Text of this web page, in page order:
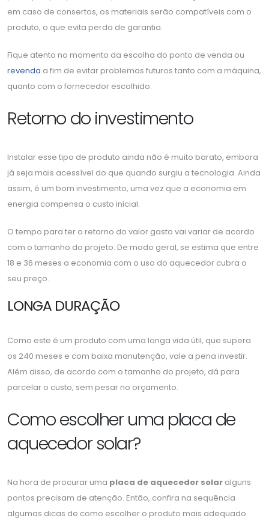
em caso de consertos, os materiais serão compatíveis com o
produto, o que evita perda de garantia.
Fique atento no momento da escolha do ponto de venda ou
revenda a fim de evitar problemas futuros tanto com a máquina,
quanto com o fornecedor escolhido.
Retorno do investimento
Instalar esse tipo de produto ainda não é muito barato, embora
já seja mais acessível do que quando surgiu a tecnologia. Ainda
assim, é um bom investimento, uma vez que a economia em
energia compensa o custo inicial.
O tempo para ter o retorno do valor gasto vai variar de acordo
com o tamanho do projeto. De modo geral, se estima que entre
18 e 36 meses a economia com o uso do aquecedor cubra o
seu preço.
LONGA DURAÇÃO
Como este é um produto com uma longa vida útil, que supera
os 240 meses e com baixa manutenção, vale a pena investir.
Além disso, de acordo com o tamanho do projeto, dá para
parcelar o custo, sem pesar no orçamento.
Como escolher uma placa de
aquecedor solar?
Na hora de procurar uma placa de aquecedor solar alguns
pontos precisam de atenção. Então, confira na sequência
algumas dicas de como escolher o produto mais adequado